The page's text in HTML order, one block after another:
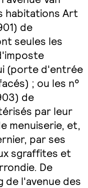
habitations Art
de
seules les
(porte d'entrée
; ou les n°
de
par leur
menuiserie, et,
par ses
sgraffites et
De
l'avenue des